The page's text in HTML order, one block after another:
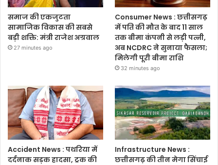
समाज की एकजुटता
सामाजिक विकास की सबसे
बड़ी शक्ति: मंत्री राजेश अग्रवाल
27 minutes ago
Consumer News : छत्तीसगढ़
में पति की मौत के बाद 11 साल
तक बीमा कंपनी से लड़ी पत्नी,
अब NCDRC ने सुनाया फैसला;
मिलेगी पूरी बीमा राशि
32 minutes ago
Accident News : पथरिया में
दर्दनाक सड़क हादसा, ट्रक की
Infrastructure News :
छत्तीसगढ़ की तीन मेगा सिंचाई